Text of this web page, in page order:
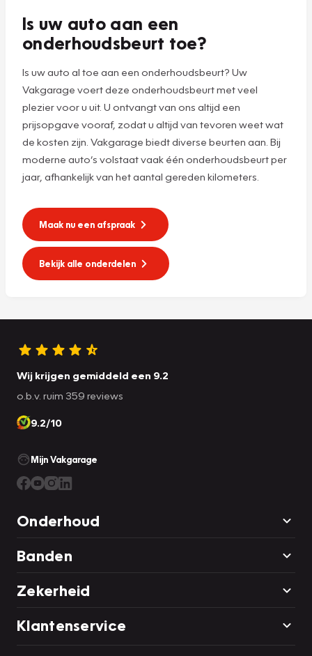
Is uw auto aan een
onderhoudsbeurt toe?
Is uw auto al toe aan een onderhoudsbeurt? Uw
Vakgarage voert deze onderhoudsbeurt met veel
plezier voor u uit. U ontvangt van ons altijd een
prijsopgave vooraf, zodat u altijd van tevoren weet wat
de kosten zijn. Vakgarage biedt diverse beurten aan. Bij
moderne auto’s volstaat vaak één onderhoudsbeurt per
jaar, afhankelijk van het aantal gereden kilometers.
Maak nu een afspraak
Bekijk alle onderdelen
Wij krijgen gemiddeld een 9.2
o.b.v. ruim 359 reviews
9.2/10
Mijn Vakgarage
Onderhoud
Banden
Zekerheid
Klantenservice